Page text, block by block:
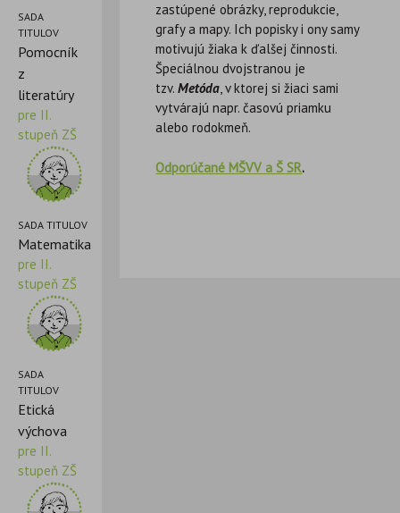
SADA
TITULOV
Pomocník
z
literatúry
pre II.
stupeň ZŠ
SADA TITULOV
Matematika
pre II.
stupeň ZŠ
SADA
TITULOV
Etická
výchova
pre II.
stupeň ZŠ
zastúpené obrázky, reprodukcie,
grafy a mapy. Ich popisky i ony samy
motivujú žiaka k ďalšej činnosti.
Špeciálnou dvojstranou je
tzv.Metóda, v ktorej si žiaci sami
vytvárajú napr. časovú priamku
alebo rodokmeň.
Odporúčané MŠVV a Š SR.